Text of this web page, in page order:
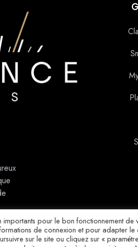
Design
importants pour le bon fonctionnement
de connexion et pour adapter
sur le site ou cliquez sur «